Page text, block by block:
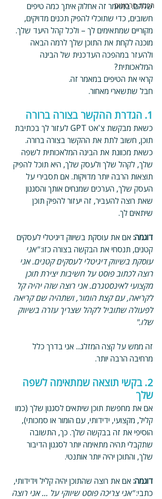
הכנת סרטונים
שלהם. במאמר זה אחלוק איתך כמה טיפים
חשובים, כדי שתוכלי להפיק תכנים מדויקים,
מקוריים שמתאימים לך – ולכל קהל היעד שלך.
מוכנה לקחת את התוכן שלך לרמה הבאה
ולהעזר במהפכה העדכנית של הבינה
המלאכותית?
קראי את הטיפים במאמר זה.
חבל שתשארי מאחור.
1. הגדרת ההקשר בצורה ברורה
כשאת מבקשת צ'אט GPT לעזור לך בכתיבת
תוכן, חשוב לתת את ההקשר בצורה ברורה.
כשאת מכוונת את הבינה המלאכותית לשפה
שלך, לקהל שלך ולעסק שלך, היא תוכל להפיק
תוצאות הרבה יותר מדויקות. אם תסבירי על
העסק שלך, הערכים שמנחים אותך והסגנון
שאת רוצה להעביר, זה יעזור להפיק תוכן
שיתאים לך.
דוגמה: אם את עוסקת בשיווק דיגיטלי לעסקים
קטנים, תנסחי את הבקשה בצורה כזו: "אני
עוסקת בשיווק דיגיטלי לעסקים קטנים. אני
רוצה לכתוב פוסט על חשיבות יצירת תוכן
מקצועי לאינסטגרם. אני רוצה שזה יהיה קל
לקריאה, עם קצת הומור, ושתהיה שם קריאה
לפעולה שתוביל לקהל שצריך עזרה בשיווק
שלו."
זה ממש על קצה המזלג... אני בדרך כלל
מרחיבה הרבה יותר.
2. בקשי תוצאה שמתאימה לשפה
שלך
אם את מחפשת תוכן שיתאים לסגנון שלך (כמו
קליל, מקצועי, ידידותי, עם הומור או סמכותי),
הוסיפי את זה בבקשה שלך. כך, התשובה
שתקבלי תהיה מתאימה יותר לסגנון הדיבור
שלך, והתוכן יהיה יותר אותנטי.
דוגמה: אם את רוצה שהתוכן יהיה קליל וידידותי,
כתבי: "אני צריכה פוסט שיווקי על ... אני רוצה